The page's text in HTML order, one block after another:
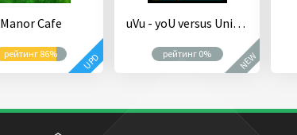
Manor Cafe
рейтинг 86% UPD
uVu - yoU versus Universe
рейтинг 0% NEW